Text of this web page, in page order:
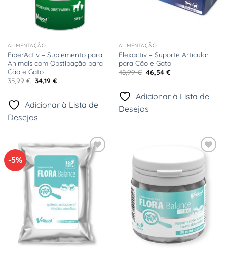
ALIMENTAÇÃO
FiberActiv – Suplemento para
Animais com Obstipação para
Cão e Gato
35,99€ O
preço
era:
35,99 €.
34,19 €O
34,19 €.
Adicionar à Lista de
Desejos
ALIMENTAÇÃO
Flexactiv – Suporte Articular
para Cão e Gato
48,99€ O
preço
era:
48,99 €.
46,54 €O
é:
46,54 €.
Adicionar à Lista de
Desejos
-5%
Adicionar
à Lista
de
Adicionar
à Lista
de
Desejos